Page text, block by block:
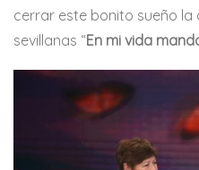
cerrar este bonito sueño
sevillanas “En mi vida